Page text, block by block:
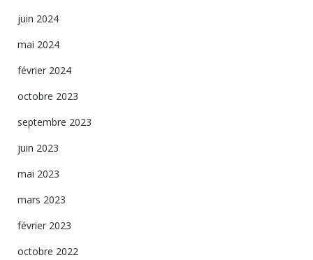
juin 2024
mai 2024
février 2024
octobre 2023
septembre 2023
juin 2023
mai 2023
mars 2023
février 2023
octobre 2022